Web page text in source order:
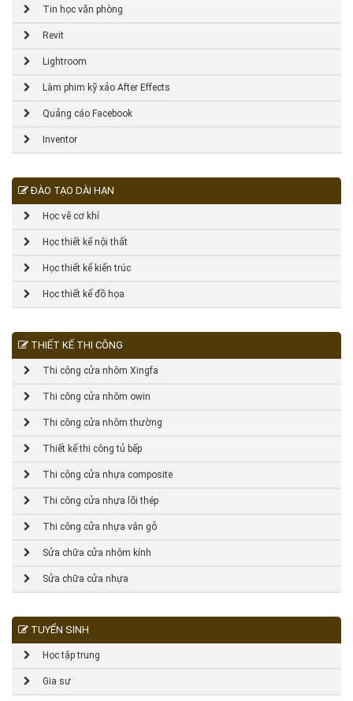
Tin học văn phòng
Revit
Lightroom
Làm phim kỹ xảo After Effects
Quảng cáo Facebook
Inventor
ĐÀO TẠO DÀI HẠN
Học vẽ cơ khí
Học thiết kế nội thất
Học thiết kế kiến trúc
Học thiết kế đồ họa
THIẾT KẾ THI CÔNG
Thi công cửa nhôm Xingfa
Thi công cửa nhôm owin
Thi công cửa nhôm thường
Thiết kế thi công tủ bếp
Thi công cửa nhựa composite
Thi công cửa nhựa lõi thép
Thi công cửa nhựa vân gỗ
Sửa chữa cửa nhôm kính
Sửa chữa cửa nhựa
TUYỂN SINH
Học tập trung
Gia sư